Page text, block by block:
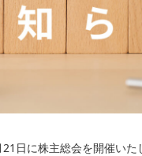
日に株主総会を開催いた